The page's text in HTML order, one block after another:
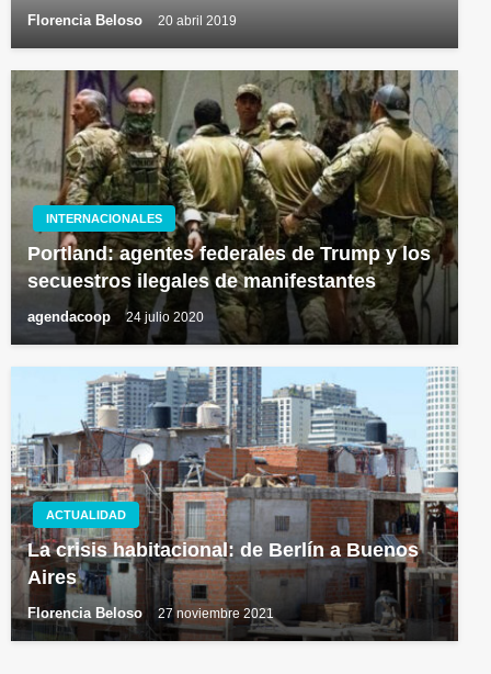
Florencia Beloso 20 abril 2019
INTERNACIONALES
Portland: agentes federales de Trump y los
secuestros ilegales de manifestantes
agendacoop 24 julio 2020
ACTUALIDAD
La crisis habitacional: de Berlín a Buenos
Aires
Florencia Beloso 27 noviembre 2021